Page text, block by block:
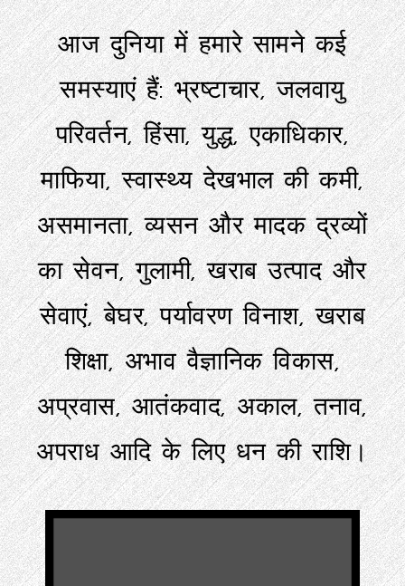
आज दुनिया में हमारे सामने कई
समस्याएं हैं: भ्रष्टाचार, जलवायु
परिवर्तन, हिंसा, युद्ध, एकाधिकार,
माफिया, स्वास्थ्य देखभाल की कमी,
असमानता, व्यसन और मादक द्रव्यों
का सेवन, गुलामी, खराब उत्पाद और
सेवाएं, बेघर, पर्यावरण विनाश, खराब
शिक्षा, अभाव वैज्ञानिक विकास,
अप्रवास, आतंकवाद, अकाल, तनाव,
अपराध आदि के लिए धन की राशि।